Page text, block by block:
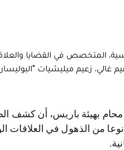
المتخصص في القضايا
غالي، زعيم ميليشيات
نوعا من الذهول في العلاقات